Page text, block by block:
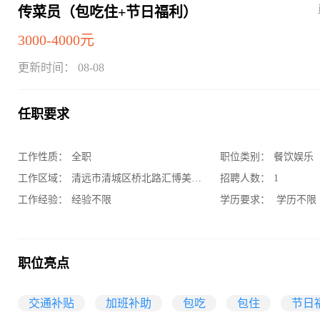
传菜员（包吃住+节日福利）
3000-4000元
更新时间： 08-08
任职要求
工作性质：
全职
工作区域：
清远市清城区桥北路汇博美居A1座四层
工作经验：
经验不限
职位类别：
餐饮娱乐
招聘人数：
1
学历要求：
学历不限
职位亮点
交通补贴 加班补助 包吃 包住 节日